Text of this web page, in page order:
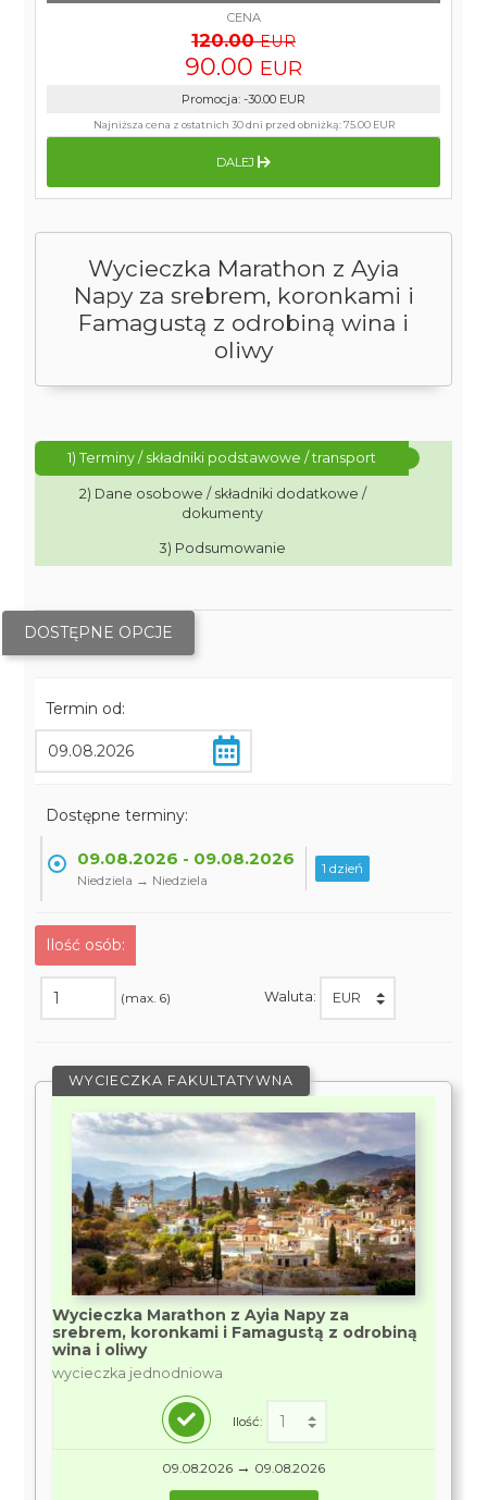
Wycieczka Marathon z Ayia
Napy za srebrem, koronkami i
Famagustą z odrobiną wina i
oliwy
1) Terminy / składniki podstawowe / transport
2) Dane osobowe / składniki dodatkowe /
dokumenty
3) Podsumowanie
DOSTĘPNE OPCJE
Termin od:
Dostępne terminy:
09.08.2026 - 09.08.2026
Niedziela → Niedziela
1 dzień
Ilość osób:
(max. 6) Waluta:
WYCIECZKA FAKULTATYWNA
Wycieczka Marathon z Ayia Napy za
srebrem, koronkami i Famagustą z odrobiną
wina i oliwy
wycieczka jednodniowa
Ilość:
09.08.2026 → 09.08.2026
CENA
120.00 EUR
90.00 EUR
Promocja: -30.00 EUR
Najniższa cena z ostatnich 30 dni przed obniżką:75.00 EUR
DALEJ